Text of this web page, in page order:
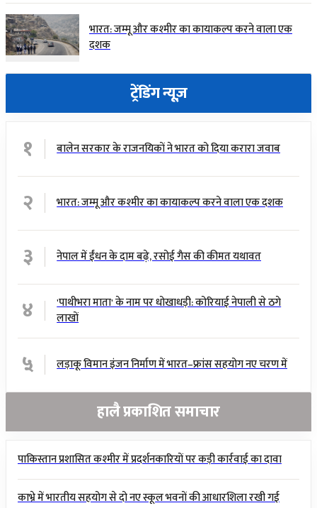
भारत: जम्मू और कश्मीर का कायाकल्प करने वाला एक
दशक
ट्रेंडिंग न्यूज़
१ बालेन सरकार के राजनयिकों ने भारत को दिया करारा जवाब
२ भारत: जम्मू और कश्मीर का कायाकल्प करने वाला एक दशक
३ नेपाल में ईंधन के दाम बढ़े, रसोई गैस की कीमत यथावत
४
'पाथीभरा माता' के नाम पर धोखाधड़ी: कोरियाई नेपाली से ठगे
लाखों
५ लड़ाकू विमान इंजन निर्माण में भारत–फ्रांस सहयोग नए चरण में
हालै प्रकाशित समाचार
पाकिस्तान प्रशासित कश्मीर में प्रदर्शनकारियों पर कड़ी कार्रवाई का दावा
काभ्रे में भारतीय सहयोग से दो नए स्कूल भवनों की आधारशिला रखी गई